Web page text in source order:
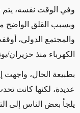
وفي الوقت نفسه، يتم
وبسبب القلق الواضح
والمجتمع الدولي،
الكهرباء منذ حزيران/يونيو
بطبيعة الحال، واجهت
عديدة، لكنها كانت
يلجأ بعض الناس إلى